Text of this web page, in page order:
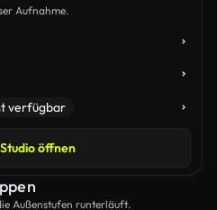
Aufnahme.
verfügbar
öffnen
Außenstufen runterläuft.